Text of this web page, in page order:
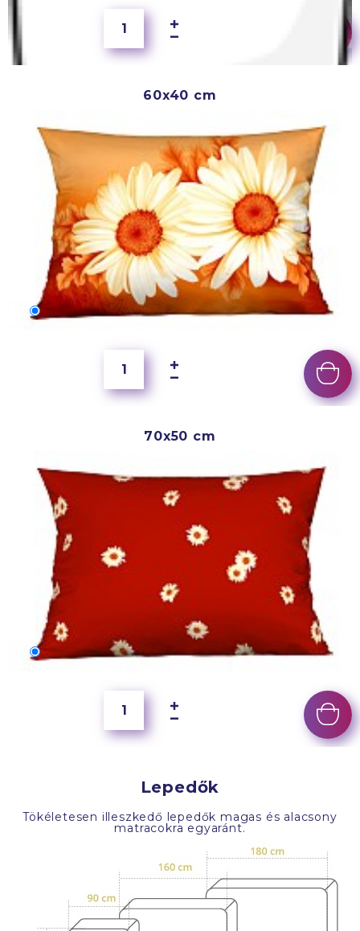
60x40 cm
60x40 cm
70x50 cm
70x50 cm
Lepedők
Tökéletesen illeszkedő lepedők magas és alacsony
matracokra egyaránt.